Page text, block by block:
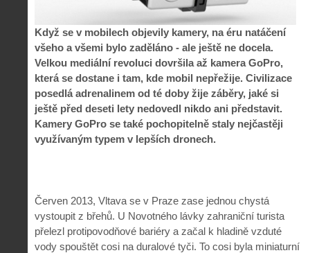
Když se v mobilech objevily kamery, na éru natáčení
všeho a všemi bylo zaděláno - ale ještě ne docela.
Velkou mediální revoluci dovršila až kamera GoPro,
která se dostane i tam, kde mobil nepřežije. Civilizace
posedlá adrenalinem od té doby žije záběry, jaké si
ještě před deseti lety nedovedl nikdo ani představit.
Kamery GoPro se také pochopitelně staly nejčastěji
využívaným typem v lepších dronech.
Červen 2013, Vltava se v Praze zase jednou chystá
vystoupit z břehů. U Novotného lávky zahraniční turista
přelezl protipovodňové bariéry a začal k hladině vzduté
vody spouštět cosi na duralové tyči. To cosi byla miniaturní